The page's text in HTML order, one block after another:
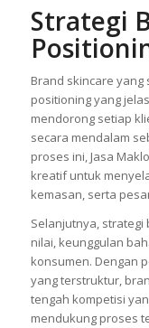
Strategi
Brand skincare yang
positioning yang
mendorong setiap
secara mendalam
proses ini, Jasa
kreatif untuk
kemasan, serta
Selanjutnya,
nilai, keunggulan
konsumen. Dengan
yang terstruktur,
tengah kompetisi
mendukung proses